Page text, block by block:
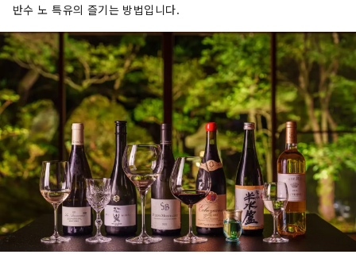
반수 노 특유의 즐기는 방법입니다.